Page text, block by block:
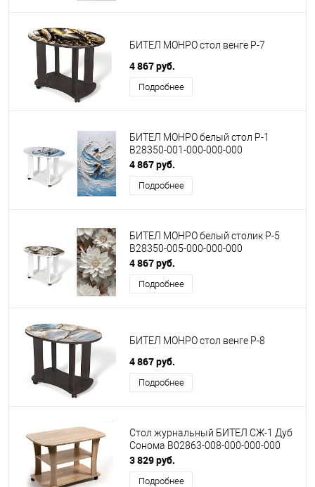
БИТЕЛ МОНРО стол венге Р-7
4 867 руб.
Подробнее
БИТЕЛ МОНРО белый стол Р-1
B28350-001-000-000-000
4 867 руб.
Подробнее
БИТЕЛ МОНРО белый столик Р-5
B28350-005-000-000-000
4 867 руб.
Подробнее
БИТЕЛ МОНРО стол венге Р-8
4 867 руб.
Подробнее
Стол журнальный БИТЕЛ СЖ-1 Дуб
Сонома B02863-008-000-000-000
3 829 руб.
Подробнее